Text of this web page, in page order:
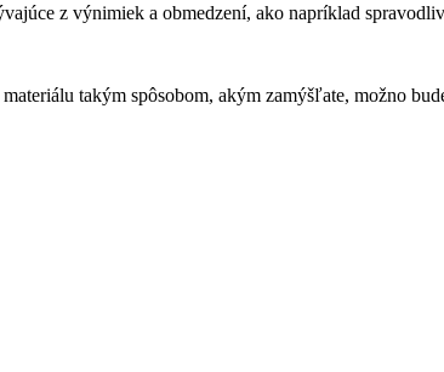
z výnimiek a obmedzení, ako napríklad
takým spôsobom, akým zamýšľate, možno